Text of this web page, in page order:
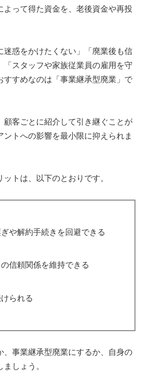
よって得た資金を、老後資金や再投
迷惑をかけたくない」「廃業後も信
「スタッフや家族従業員の雇用を守
すすめなのは「事業継承型廃業」で
顧客ごとに紹介して引き継ぐことが
ントへの影響を最小限に抑えられま
トは、以下のとおりです。
や解約手続きを回避できる
信頼関係を維持できる
られる
、事業継承型廃業にするか、自身の
しょう。